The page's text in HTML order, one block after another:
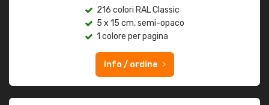
216 colori RAL Classic
5 x 15 cm, semi-opaco
1 colore per pagina
Info / ordine